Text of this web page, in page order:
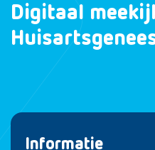
Digitaal
Informatie